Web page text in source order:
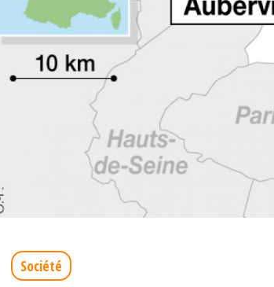
Société